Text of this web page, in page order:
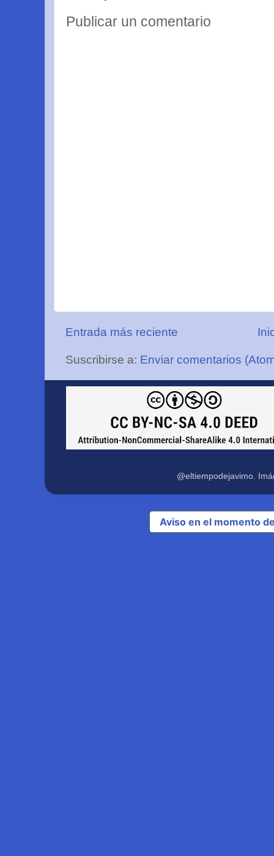
Publicar un comentario
Entrada más reciente
Suscribirse a: Enviar comentarios
@eltiempodejavimo.
Aviso en el momento